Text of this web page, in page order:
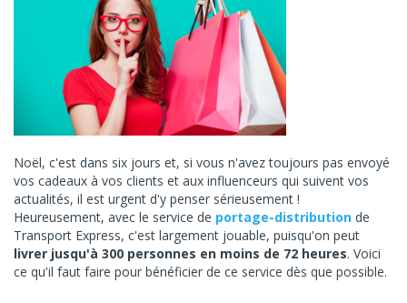
Noël, c'est dans six jours et, si vous n'avez toujours pas envoyé
vos cadeaux à vos clients et aux influenceurs qui suivent vos
actualités, il est urgent d'y penser sérieusement !
Heureusement, avec le service de portage-distribution de
Transport Express, c'est largement jouable, puisqu'on peut
livrer jusqu'à 300 personnes en moins de 72 heures. Voici
ce qu'il faut faire pour bénéficier de ce service dès que possible.